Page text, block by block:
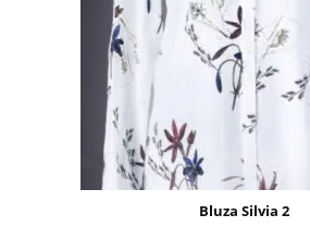
Bluza Silvia 2